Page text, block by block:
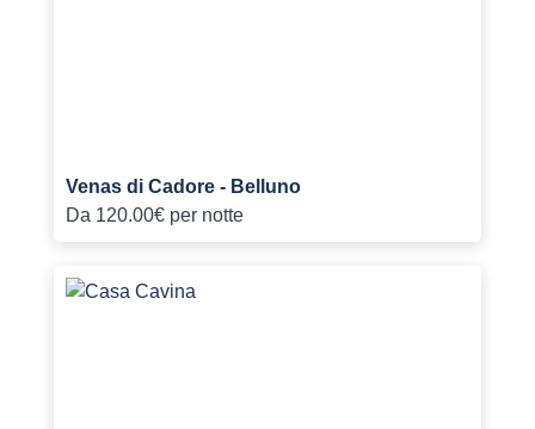
Venas di Cadore - Belluno
Da 120.00€ per notte